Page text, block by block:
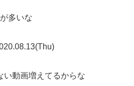
多いな
い動画増えてるからな